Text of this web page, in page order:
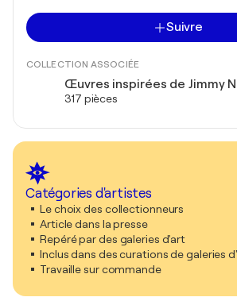
Suivre
COLLECTION ASSOCIÉE
Œuvres inspirées de Jimmy
317 pièces
Catégories d'artistes
Le choix des collectionneurs
Article dans la presse
Repéré par des galeries d'art
Inclus dans des curations de galeries
Travaille sur commande